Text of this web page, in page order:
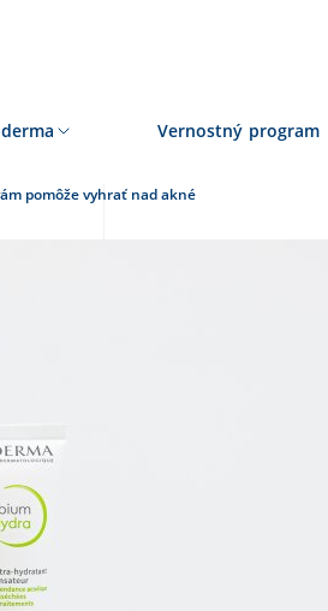
Vernostný program
pomôže vyhrať nad akné